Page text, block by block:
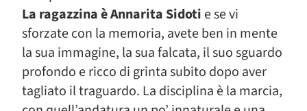
La ragazzina è Annarita Sidoti e se vi
sforzate con la memoria, avete ben in mente
la sua immagine, la sua falcata, il suo sguardo
profondo e ricco di grinta subito dopo aver
tagliato il traguardo. La disciplina è la marcia,